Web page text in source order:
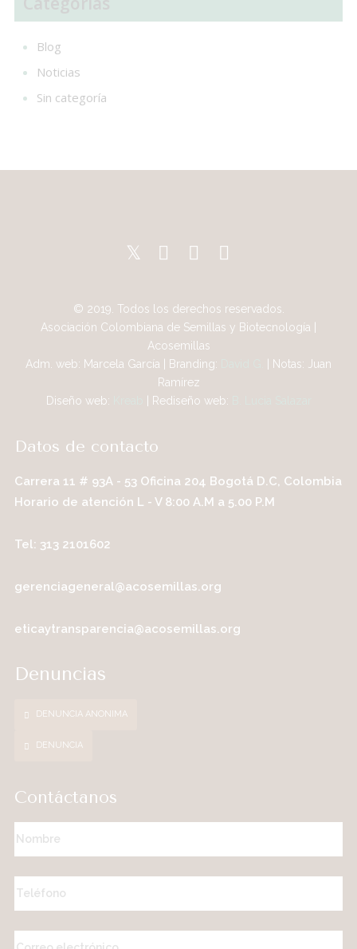
Blog
Noticias
Sin categoría
© 2019. Todos los derechos reservados.
Asociación Colombiana de Semillas y Biotecnología |
Acosemillas
Adm. web: Marcela García | Branding:
| Notas: Juan
Ramírez
Diseño web:
| Rediseño web:
Datos de contacto
Carrera 11 # 93A - 53 Oficina 204 Bogotá D.C, Colombia
Horario de atención L - V 8:00 A.M a 5.00 P.M
Tel: 313 2101602
gerenciageneral@acosemillas.org
eticaytransparencia@acosemillas.org
Denuncias
DENUNCIA ANONIMA
DENUNCIA
Contáctanos